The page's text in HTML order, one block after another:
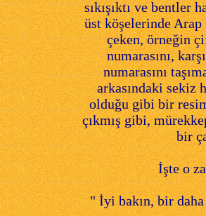
sıkışıktı ve bentler
üst köşelerinde Arap
çeken, örneğin
numarasını,
numarasını
arkasındaki sekiz
olduğu gibi bir
çıkmış gibi,
bir
İşte o
" İyi bakın, bir